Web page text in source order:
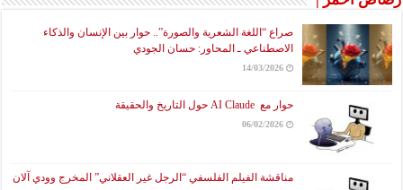
صراع “اللغة الشعرية والصورة”.. حوار بين الإنسان والذكاء
الاصطناعي ـ المحاور: حسان الجودي
14/03/2026
حوار مع AI Claude حول التاريخ والحقيقة
06/02/2026
مناقشة الفيلم الفلسفي “الرجل غير العقلاني” المخرج وودي آلان